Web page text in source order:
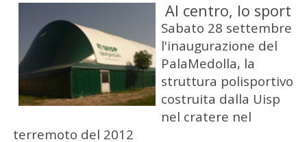
Al centro, lo sport
Sabato 28 settembre
l'inaugurazione del
PalaMedolla, la
struttura polisportivo
costruita dalla Uisp
nel cratere nel
terremoto del 2012